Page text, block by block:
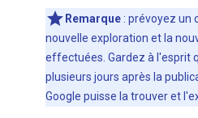
Remarque : prévoyez un
nouvelle exploration et la
effectuées. Gardez à l'esprit
plusieurs jours après la
Google puisse la trouver et